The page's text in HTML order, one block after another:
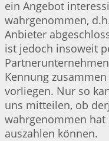
ein Angebot
wahrgenommen,
Anbieter
ist jedoch insoweit
Kennung
vorliegen. Nur so
uns mitteilen, ob
wahrgenommen hat
auszahlen können.